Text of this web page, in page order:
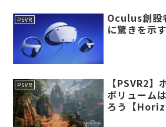
PSVR
Oculus創設
に驚きを示す
PSVR
【PSVR2
ボリューム
ろう【